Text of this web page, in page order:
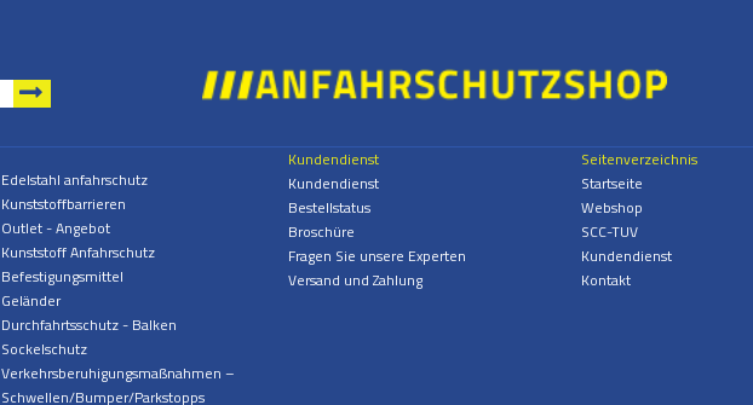
Edelstahl anfahrschutz
Kunststoffbarrieren
Outlet - Angebot
Kunststoff Anfahrschutz
Befestigungsmittel
Geländer
Durchfahrtsschutz - Balken
Sockelschutz
Verkehrsberuhigungsmaßnahmen –
Schwellen/Bumper/Parkstopps
Kundendienst
Kundendienst
Bestellstatus
Broschüre
Fragen Sie unsere Experten
Versand und Zahlung
Seitenverzeichnis
Startseite
Webshop
SCC-TUV
Kundendienst
Kontakt